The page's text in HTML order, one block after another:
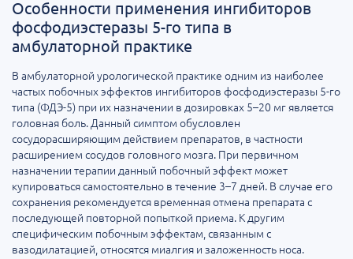
Особенности применения ингибиторов
фосфодиэстеразы 5-го типа в
амбулаторной практике
В амбулаторной урологической практике одним из наиболее
частых побочных эффектов ингибиторов фосфодиэстеразы 5-го
типа (ФДЭ-5) при их назначении в дозировках 5–20 мг является
головная боль. Данный симптом обусловлен
сосудорасширяющим действием препаратов, в частности
расширением сосудов головного мозга. При первичном
назначении терапии данный побочный эффект может
купироваться самостоятельно в течение 3–7 дней. В случае его
сохранения рекомендуется временная отмена препарата с
последующей повторной попыткой приема. К другим
специфическим побочным эффектам, связанным с
вазодилатацией, относятся миалгия и заложенность носа.